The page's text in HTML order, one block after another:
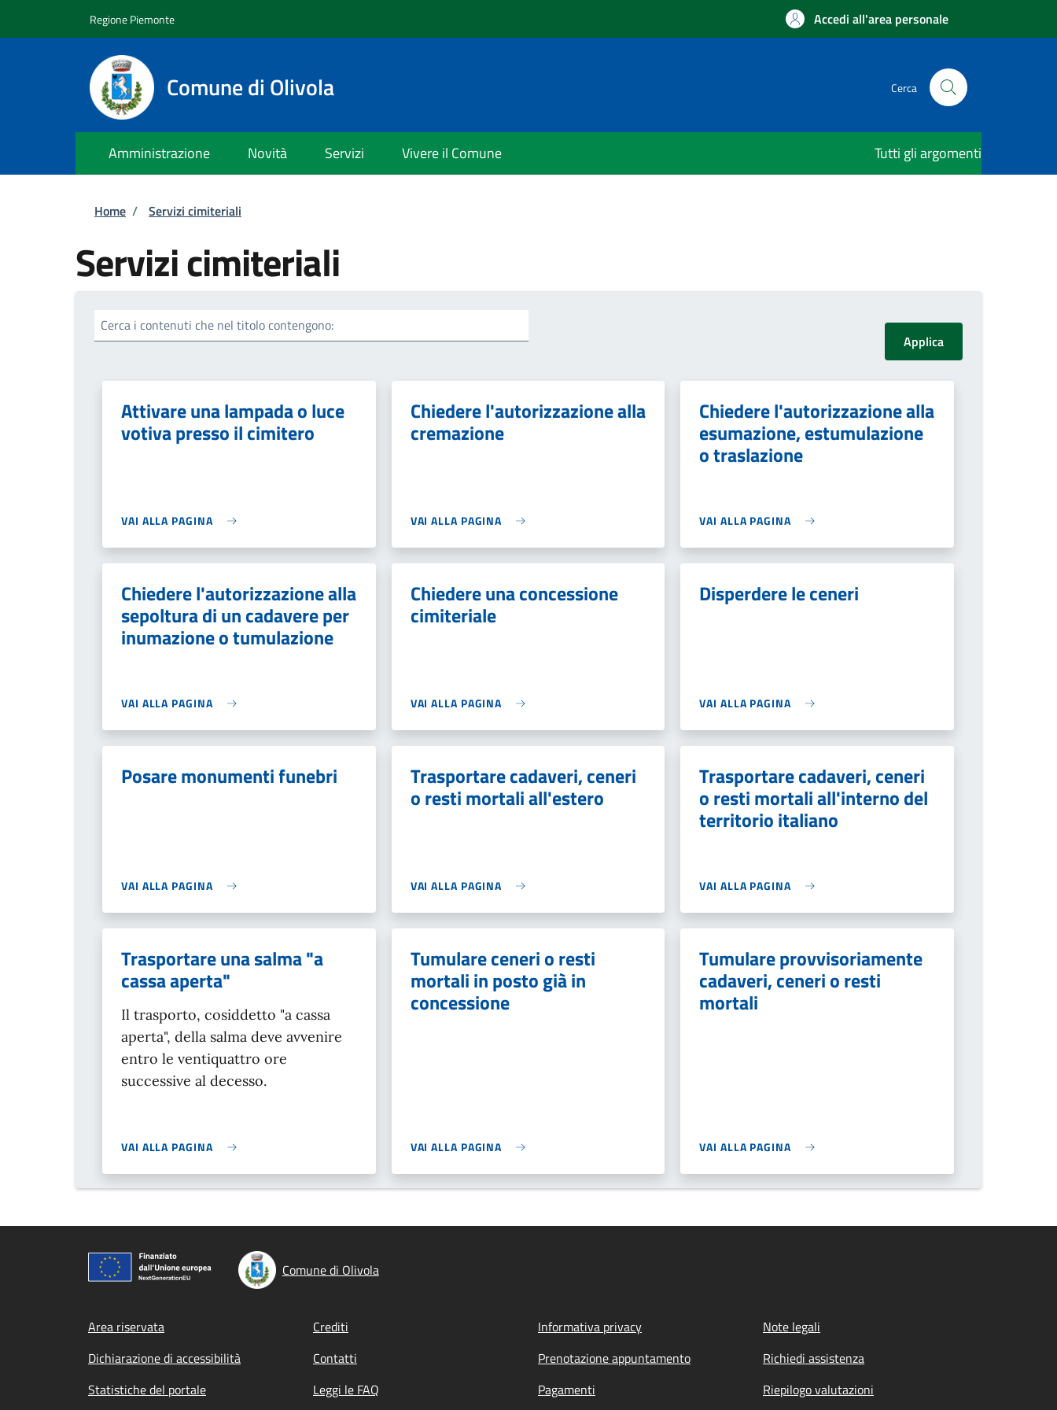
Regione Piemonte Accedi all'area personale
Comune di Olivola Cerca
Amministrazione Novità Servizi Vivere il Comune Tutti gli argomenti
Briciole di pane
Home / Servizi cimiteriali
Servizi cimiteriali
Cerca i contenuti che nel titolo contengono:
Attivare una lampada o luce
votiva presso il cimitero
VAI ALLA PAGINA
Chiedere l'autorizzazione alla
cremazione
VAI ALLA PAGINA
Chiedere l'autorizzazione alla
esumazione, estumulazione
o traslazione
VAI ALLA PAGINA
Chiedere l'autorizzazione alla
sepoltura di un cadavere per
inumazione o tumulazione
VAI ALLA PAGINA
Chiedere una concessione
cimiteriale
VAI ALLA PAGINA
Disperdere le ceneri
VAI ALLA PAGINA
Posare monumenti funebri
VAI ALLA PAGINA
Trasportare cadaveri, ceneri
o resti mortali all'estero
VAI ALLA PAGINA
Trasportare cadaveri, ceneri
o resti mortali all'interno del
territorio italiano
VAI ALLA PAGINA
Trasportare una salma "a
cassa aperta"
Il trasporto, cosiddetto "a cassa
aperta", della salma deve avvenire
entro le ventiquattro ore
successive al decesso.
VAI ALLA PAGINA
Tumulare ceneri o resti
mortali in posto già in
concessione
VAI ALLA PAGINA
Tumulare provvisoriamente
cadaveri, ceneri o resti
mortali
VAI ALLA PAGINA
Comune di Olivola
Footer menu
Area riservata Crediti Informativa privacy
Note legali
Dichiarazione di accessibilità
Contatti Prenotazione appuntamento
Richiedi assistenza
Statistiche del portale
Leggi le FAQ Pagamenti Riepilogo valutazioni